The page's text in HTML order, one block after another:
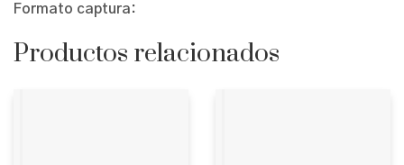
Formato captura:
Productos relacionados